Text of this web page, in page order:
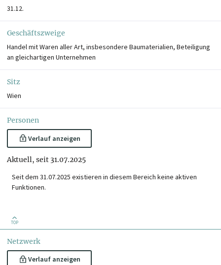
31.12.
Geschäftszweige
Handel mit Waren aller Art, insbesondere Baumaterialien, Beteiligung
an gleichartigen Unternehmen
Sitz
Wien
Personen
Verlauf anzeigen
Aktuell, seit 31.07.2025
Seit dem 31.07.2025 existieren in diesem Bereich keine aktiven
Funktionen.
TOP
Netzwerk
Verlauf anzeigen